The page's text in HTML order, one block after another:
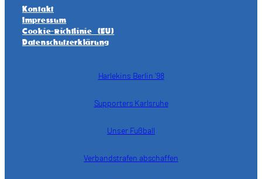
Kontakt
Impressum
Cookie-Richtlinie (EU)
Datenschutzerklärung
Harlekins Berlin ’98
Supporters Karlsruhe
Unser Fußball
Verbandstrafen abschaffen